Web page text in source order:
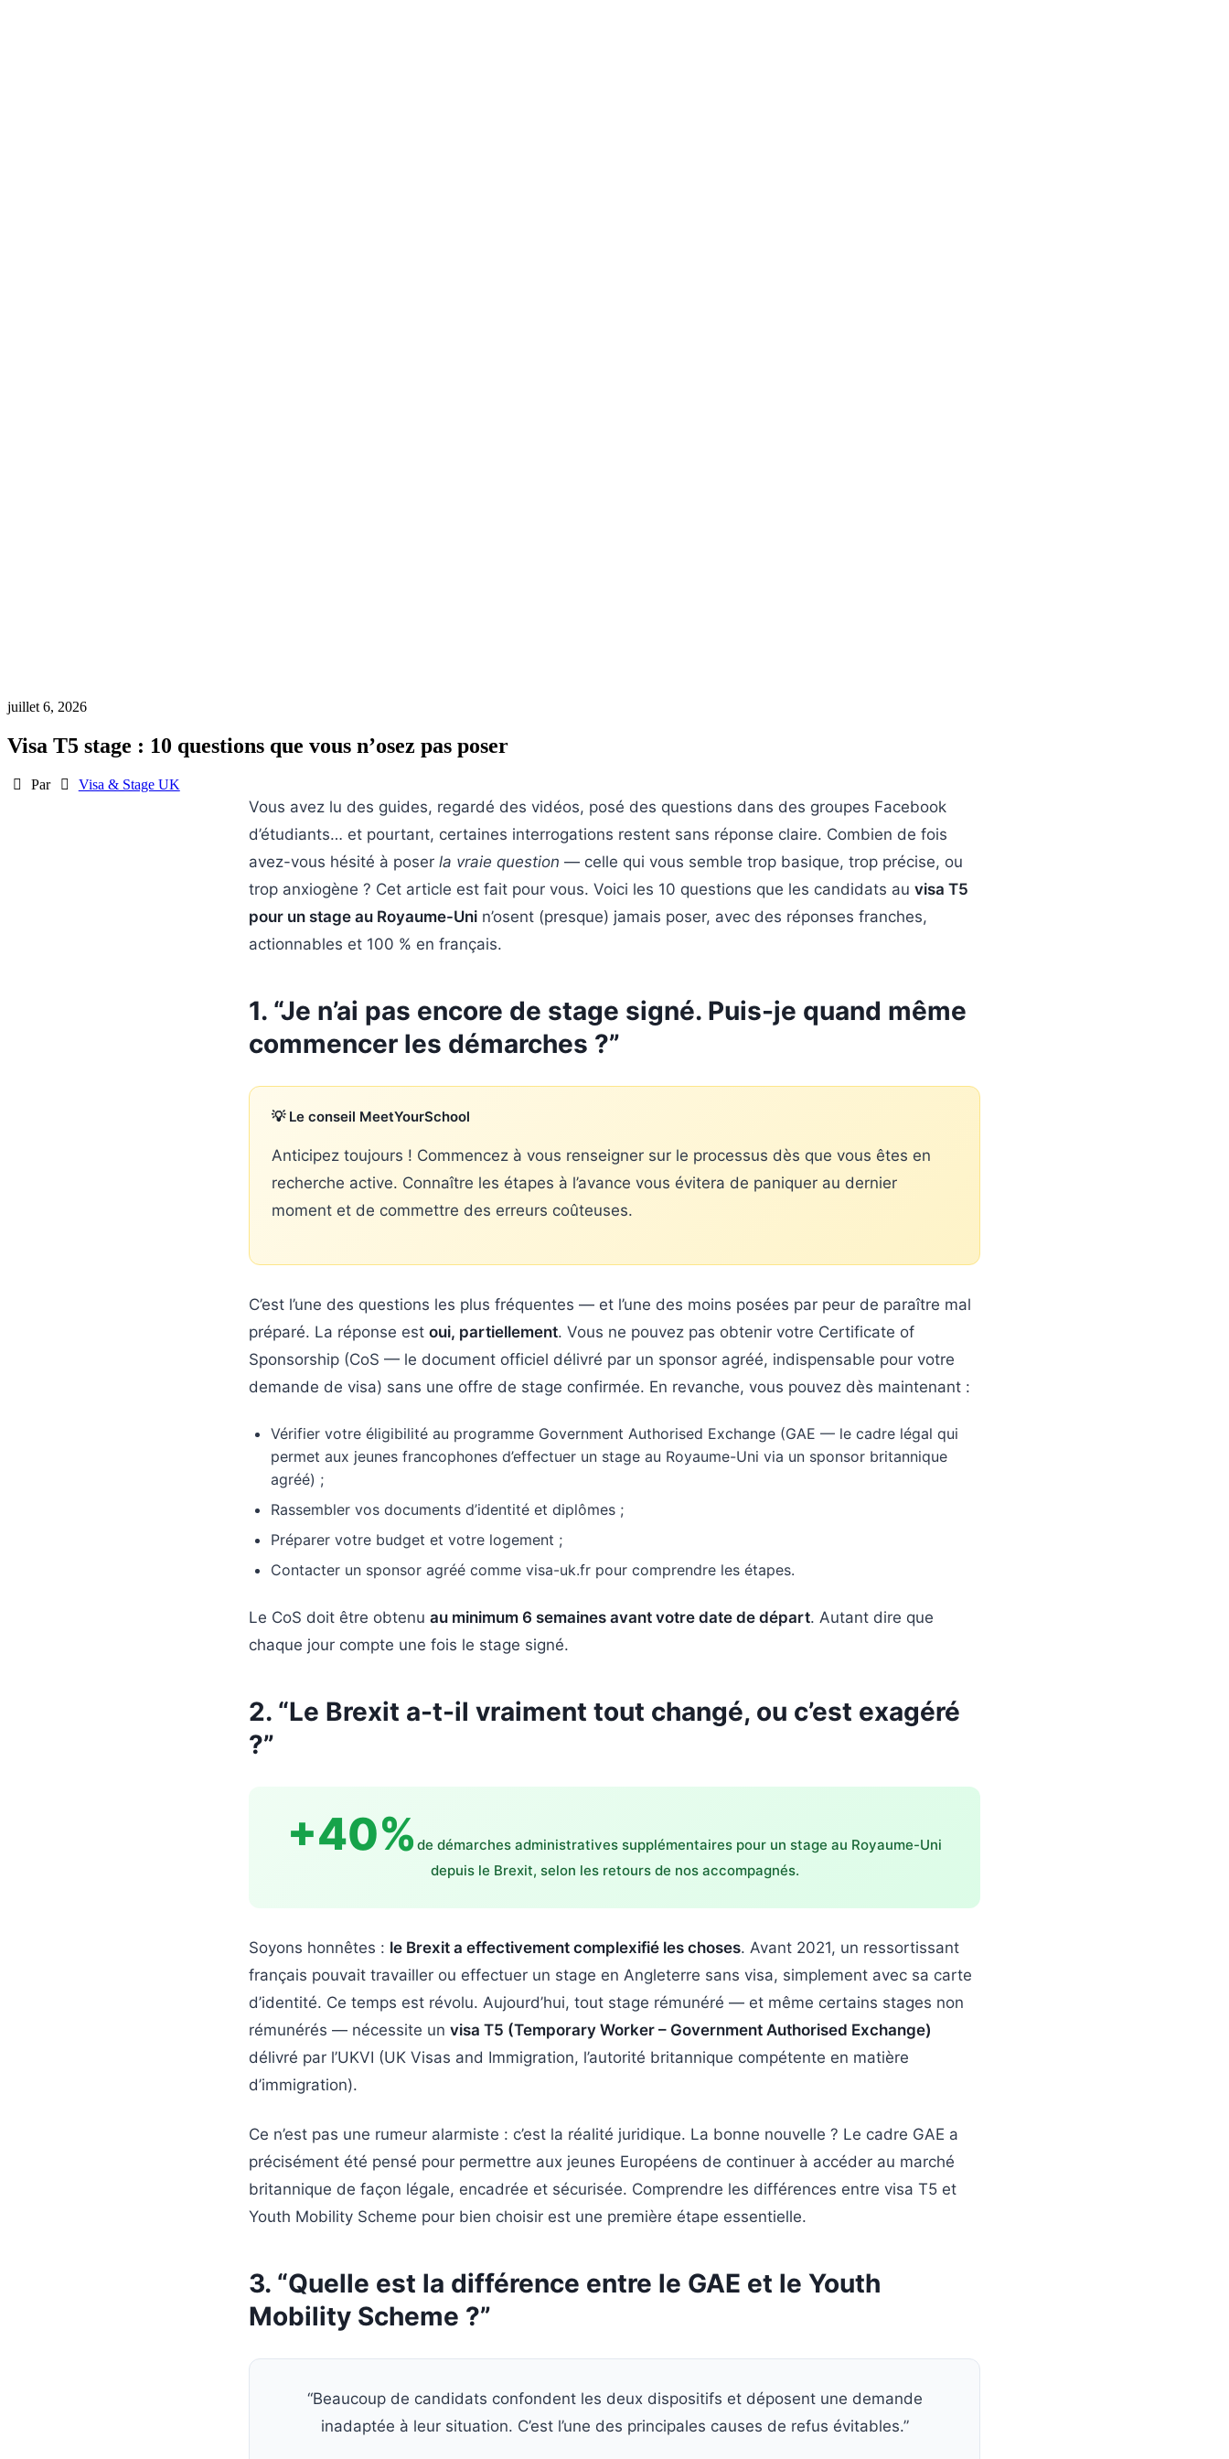
juillet 6, 2026
Visa T5 stage : 10 questions que vous n’osez pas poser
Auteur
Par Catégories
Visa & Stage UK
Vous avez lu des guides, regardé des vidéos, posé des questions dans des groupes Facebook
d’étudiants… et pourtant, certaines interrogations restent sans réponse claire. Combien de fois
avez-vous hésité à poser la vraie question — celle qui vous semble trop basique, trop précise, ou
trop anxiogène ? Cet article est fait pour vous. Voici les 10 questions que les candidats au visa T5
pour un stage au Royaume-Uni n’osent (presque) jamais poser, avec des réponses franches,
actionnables et 100 % en français.
1. “Je n’ai pas encore de stage signé. Puis-je quand même
commencer les démarches ?”
💡 Le conseil MeetYourSchool
Anticipez toujours ! Commencez à vous renseigner sur le processus dès que vous êtes en
recherche active. Connaître les étapes à l’avance vous évitera de paniquer au dernier
moment et de commettre des erreurs coûteuses.
C’est l’une des questions les plus fréquentes — et l’une des moins posées par peur de paraître mal
préparé. La réponse est oui, partiellement. Vous ne pouvez pas obtenir votre Certificate of
Sponsorship (CoS — le document officiel délivré par un sponsor agréé, indispensable pour votre
demande de visa) sans une offre de stage confirmée. En revanche, vous pouvez dès maintenant :
Vérifier votre éligibilité au programme Government Authorised Exchange (GAE — le cadre légal qui
permet aux jeunes francophones d’effectuer un stage au Royaume-Uni via un sponsor britannique
agréé) ;
Rassembler vos documents d’identité et diplômes ;
Préparer votre budget et votre logement ;
Contacter un sponsor agréé comme visa-uk.fr pour comprendre les étapes.
Le CoS doit être obtenu au minimum 6 semaines avant votre date de départ. Autant dire que
chaque jour compte une fois le stage signé.
2. “Le Brexit a-t-il vraiment tout changé, ou c’est exagéré
?”
+40% de démarches administratives supplémentaires pour un stage au Royaume-Uni
depuis le Brexit, selon les retours de nos accompagnés.
Soyons honnêtes : le Brexit a effectivement complexifié les choses. Avant 2021, un ressortissant
français pouvait travailler ou effectuer un stage en Angleterre sans visa, simplement avec sa carte
d’identité. Ce temps est révolu. Aujourd’hui, tout stage rémunéré — et même certains stages non
rémunérés — nécessite un visa T5 (Temporary Worker – Government Authorised Exchange)
délivré par l’UKVI (UK Visas and Immigration, l’autorité britannique compétente en matière
d’immigration).
Ce n’est pas une rumeur alarmiste : c’est la réalité juridique. La bonne nouvelle ? Le cadre GAE a
précisément été pensé pour permettre aux jeunes Européens de continuer à accéder au marché
britannique de façon légale, encadrée et sécurisée. Comprendre les différences entre visa T5 et
Youth Mobility Scheme pour bien choisir est une première étape essentielle.
3. “Quelle est la différence entre le GAE et le Youth
Mobility Scheme ?”
“Beaucoup de candidats confondent les deux dispositifs et déposent une demande
inadaptée à leur situation. C’est l’une des principales causes de refus évitables.”